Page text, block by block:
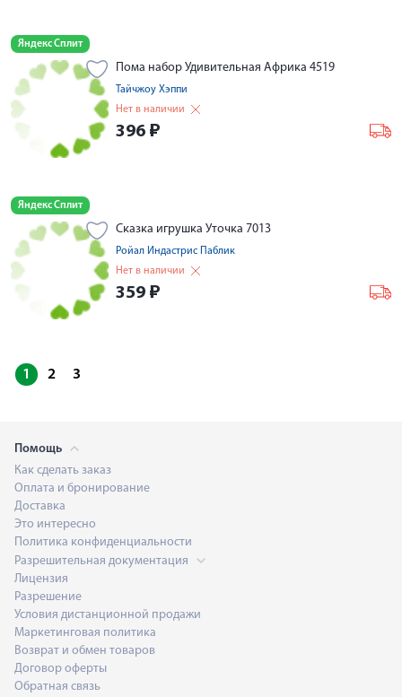
Яндекс Сплит
Пома набор Удивительная Африка 4519
Тайчжоу Хэппи
Нет в наличии
396 ₽
Яндекс Сплит
Сказка игрушка Уточка 7013
Ройал Индастрис Паблик
Нет в наличии
359 ₽
1 2 3
Помощь
Как сделать заказ
Оплата и бронирование
Доставка
Это интересно
Политика конфиденциальности
Разрешительная документация
Лицензия
Разрешение
Условия дистанционной продажи
Маркетинговая политика
Возврат и обмен товаров
Договор оферты
Обратная связь